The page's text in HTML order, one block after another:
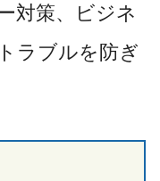
対策、ビジネ
ラブルを防ぎ